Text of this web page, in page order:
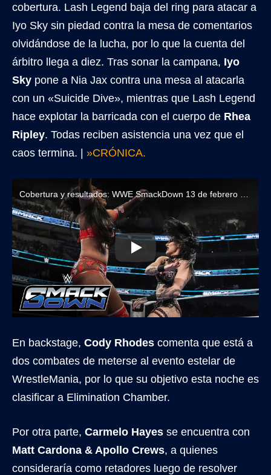
cobertura. Lash Legend baja del ring para atacar a
Iyo Sky sin piedad contra la mesa de comentarios
olvidándose de la lucha, por lo que la cuenta del
árbitro llega a diez. Tras sonar la campana, Iyo
Sky pone a Nia Jax contra una mesa al atacarla
con un «Suicide Dive», mientras que Lash Legend
hace explotar la barricada con el cuerpo de Rhea
Ripley. Todas reciben asistencia una vez que el
caos termina. | »CRÓNICA.
En backstage, Cody Rhodes comenta que está a
dos combates de meterse al evento estelar de
WrestleMania, por lo que su objetivo esta noche es
clasificar a Elimination Chamber.
Por otra parte, Carmelo Hayes se encuentra con
Matt Cardona & Apollo Crews, a quienes
consideraría como retadores luego de resolver